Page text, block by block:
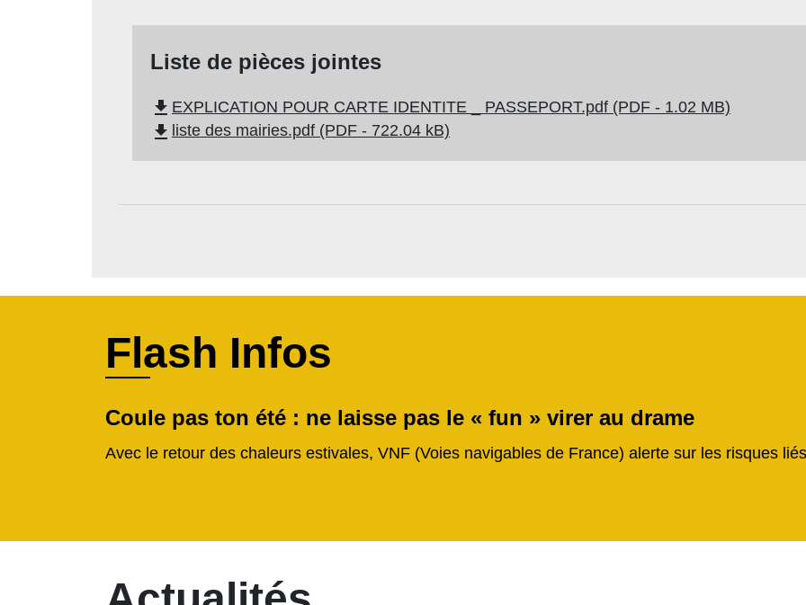
Liste de pièces jointes
file_download EXPLICATION POUR CARTE IDENTITE _ PASSEPORT.pdf (PDF - 1.02 MB)
file_download liste des mairies.pdf (PDF - 722.04 kB)
Flash Infos
Coule pas ton été : ne laisse pas le « fun » virer au drame
Avec le retour des chaleurs estivales, VNF (Voies navigables de France) alerte sur les risques